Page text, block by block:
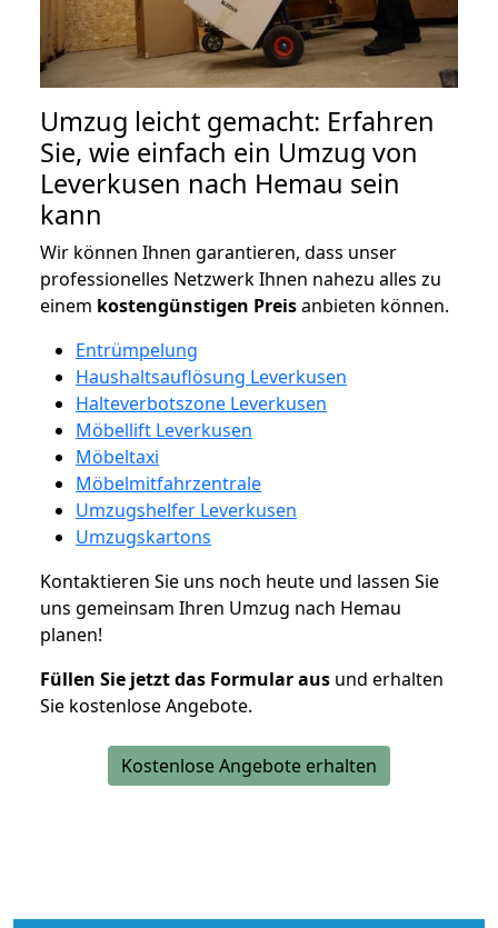
Umzug leicht gemacht: Erfahren
Sie, wie einfach ein Umzug von
Leverkusen nach Hemau sein
kann
Wir können Ihnen garantieren, dass unser
professionelles Netzwerk Ihnen nahezu alles zu
einem kostengünstigen Preisanbieten können.
Entrümpelung
Haushaltsauflösung Leverkusen
Halteverbotszone Leverkusen
Möbellift Leverkusen
Möbeltaxi
Möbelmitfahrzentrale
Umzugshelfer Leverkusen
Umzugskartons
Kontaktieren Sie uns noch heute und lassen Sie
uns gemeinsam Ihren Umzug nach Hemau
planen!
Füllen Sie jetzt das Formular aus und erhalten
Sie kostenlose Angebote.
Kostenlose Angebote erhalten